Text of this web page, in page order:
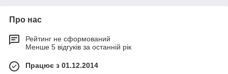
Про нас
Рейтинг не сформований
Менше 5 відгуків за останній рік
Працює з 01.12.2014